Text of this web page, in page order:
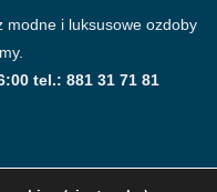
modne i luksusowe ozdoby
tel.: 881 31 71 81